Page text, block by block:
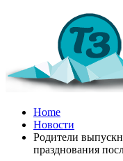
Home
Новости
Родители
празднования